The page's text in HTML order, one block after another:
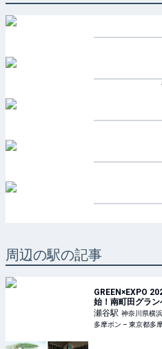
周辺の駅の記事
GREEN×EXPO
始！南町田グラ
も発表 – 多摩ポン
瀬谷駅 神奈川県横
多摩ポン – 東京都多